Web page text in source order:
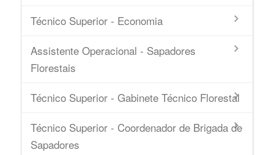
Técnico Superior - Economia
Assistente Operacional - Sapadores
Florestais
Técnico Superior - Gabinete Técnico Florestal
Técnico Superior - Coordenador de Brigada de
Sapadores